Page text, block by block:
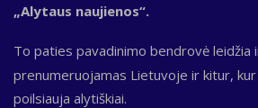
„Alytaus naujienos“.
To paties pavadinimo bendrovė leidžia
prenumeruojamas Lietuvoje ir kitur,
poilsiauja alytiškiai.